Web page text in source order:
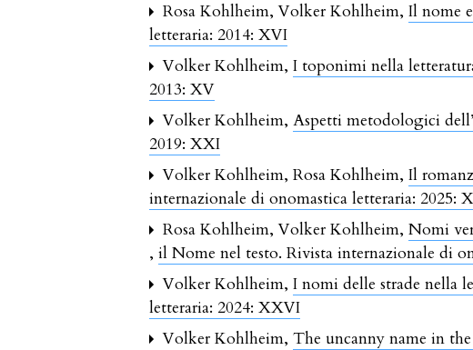
Rosa Kohlheim, Volker Kohlheim,Il nome
letteraria: 2014: XVI
Volker Kohlheim,I toponimi nella
2013: XV
Volker Kohlheim,Aspetti metodologici
2019: XXI
Volker Kohlheim, Rosa Kohlheim,Il
internazionale di onomastica letteraria: 2025:
Rosa Kohlheim, Volker Kohlheim,Nomi
,il Nome nel testo. Rivista internazionale di
Volker Kohlheim,I nomi delle strade nella
letteraria: 2024: XXVI
Volker Kohlheim,The uncanny name in